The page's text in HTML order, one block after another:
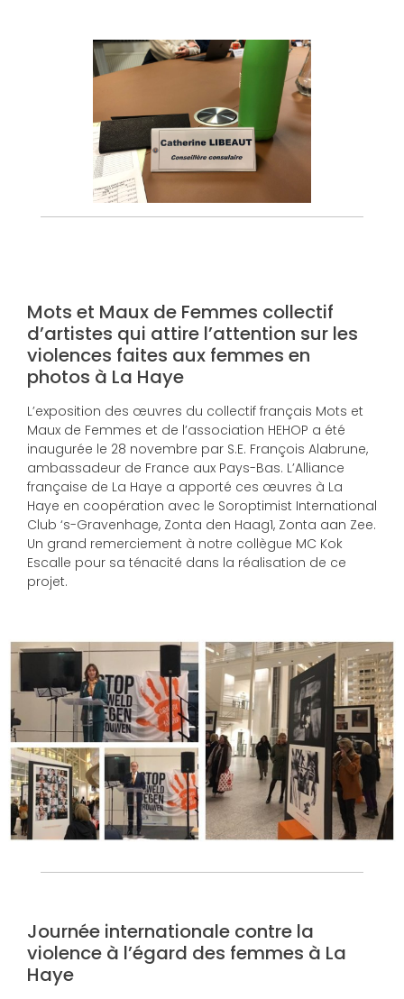
Mots et Maux de Femmes collectif
d’artistes qui attire l’attention sur les
violences faites aux femmes en
photos à La Haye
L’exposition des œuvres du collectif français Mots et
Maux de Femmes et de l’association HEHOP a été
inaugurée le 28 novembre par S.E. François Alabrune,
ambassadeur de France aux Pays-Bas. L’Alliance
française de La Haye a apporté ces œuvres à La
Haye en coopération avec le Soroptimist International
Club ‘s-Gravenhage, Zonta den Haag1, Zonta aan Zee.
Un grand remerciement à notre collègue MC Kok
Escalle pour sa ténacité dans la réalisation de ce
projet.
Journée internationale contre la
violence à l’égard des femmes à La
Haye